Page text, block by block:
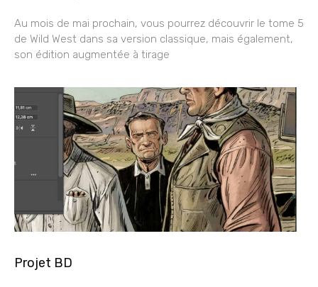
Au mois de mai prochain, vous pourrez découvrir le tome 5
de Wild West dans sa version classique, mais également,
son édition augmentée à tirage
Projet BD